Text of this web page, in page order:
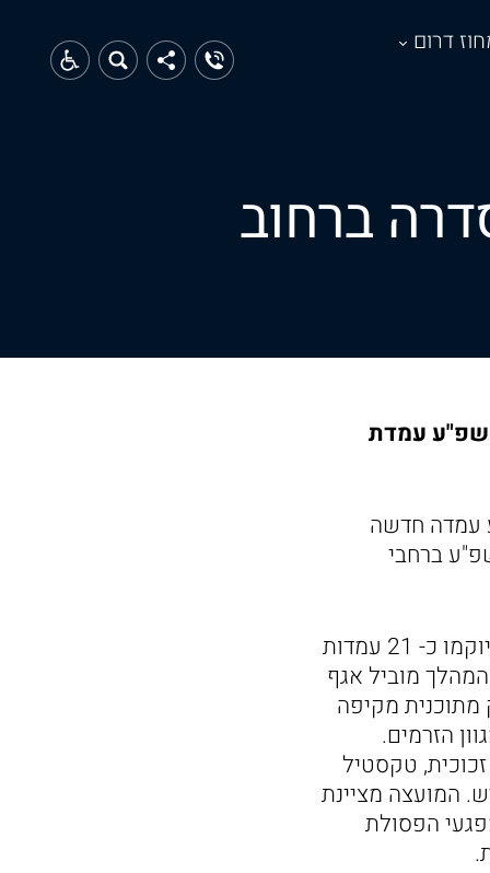
דרום
ברחוב
שפ"ע עמדת
עמדה חדשה
ברחבי
כזכור, עמדה זו מצטרפת לעמדות מיחזור חדשות המוקמות בימים אלו, סה"כ יוקמו כ- 21 עמדות
מוביל אגף
מקיפה
הזרמים.
טקסטיל
המועצה מציינת
הפסולת